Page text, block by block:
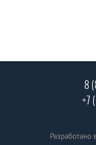
8
+7
Разработано